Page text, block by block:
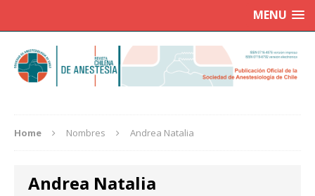
MENU
Home Nombres Andrea Natalia
Andrea Natalia